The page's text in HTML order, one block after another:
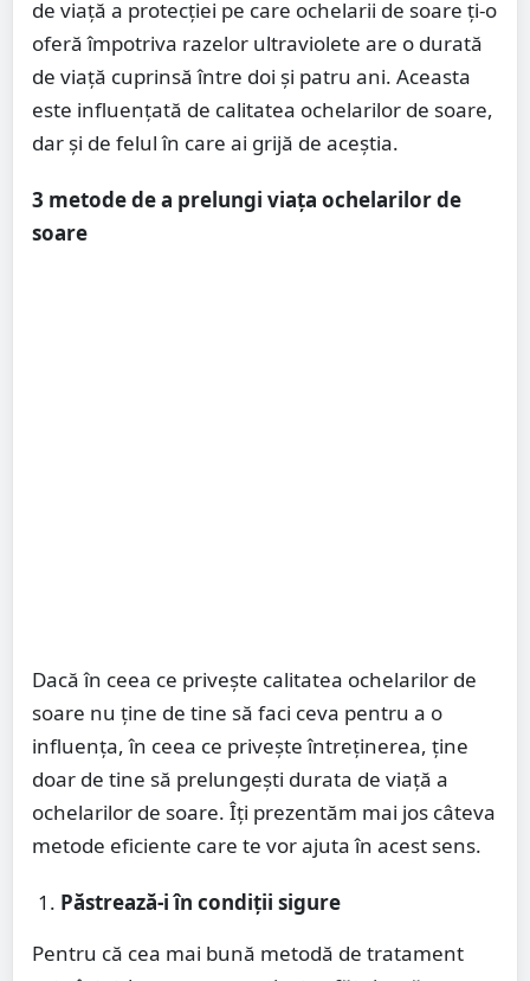
de viață a protecției pe care ochelarii de soare ți-o
oferă împotriva razelor ultraviolete are o durată
de viață cuprinsă între doi și patru ani. Aceasta
este influențată de calitatea ochelarilor de soare,
dar și de felul în care ai grijă de aceștia.
3 metode de a prelungi viața ochelarilor de
soare
Dacă în ceea ce privește calitatea ochelarilor de
soare nu ține de tine să faci ceva pentru a o
influența, în ceea ce privește întreținerea, ține
doar de tine să prelungești durata de viață a
ochelarilor de soare. Îți prezentăm mai jos câteva
metode eficiente care te vor ajuta în acest sens.
Păstrează-i în condiții sigure
Pentru că cea mai bună metodă de tratament